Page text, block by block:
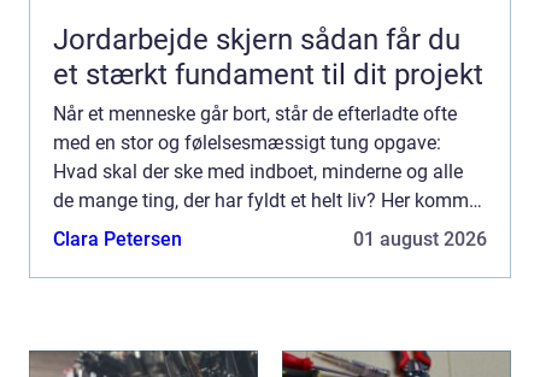
Jordarbejde skjern sådan får du
et stærkt fundament til dit projekt
Når et menneske går bort, står de efterladte ofte
med en stor og følelsesmæssigt tung opgave:
Hvad skal der ske med indboet, minderne og alle
de mange ting, der har fyldt et helt liv? Her kommer
professionel dødsbo rydning ind i billedet. En
Clara Petersen 01 august 2026